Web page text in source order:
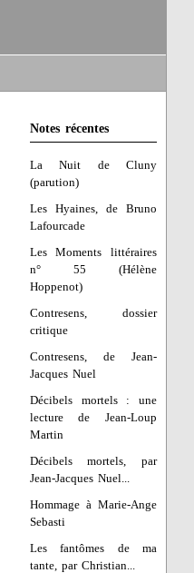
Notes récentes
La Nuit de Cluny
(parution)
Les Hyaines, de Bruno
Lafourcade
Les Moments littéraires
n° 55 (Hélène
Hoppenot)
Contresens, dossier
critique
Contresens, de Jean-
Jacques Nuel
Décibels mortels : une
lecture de Jean-Loup
Martin
Décibels mortels, par
Jean-Jacques Nuel...
Hommage à Marie-Ange
Sebasti
Les fantômes de ma
tante, par Christian...